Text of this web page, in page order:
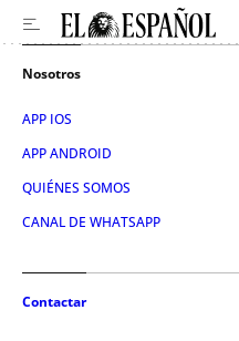
Nosotros
APP IOS
APP ANDROID
QUIÉNES SOMOS
CANAL DE WHATSAPP
Contactar